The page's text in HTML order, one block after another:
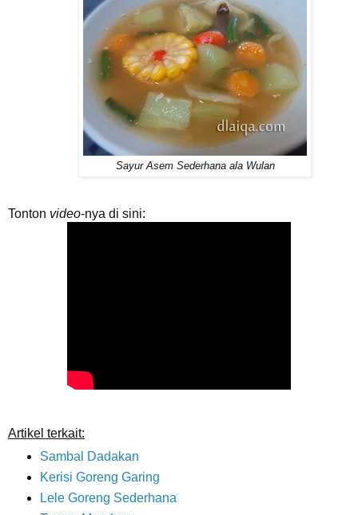
Sayur Asem Sederhana ala Wulan
Tonton video-nya di sini:
Artikel terkait:
Sambal Dadakan
Kerisi Goreng Garing
Lele Goreng Sederhana